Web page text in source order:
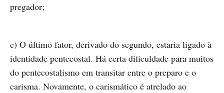
pregador;
c) O último fator, derivado do segundo, estaria ligado à
identidade pentecostal. Há certa dificuldade para muitos
do pentecostalismo em transitar entre o preparo e o
carisma. Novamente, o carismático é atrelado ao